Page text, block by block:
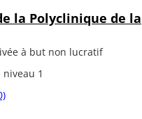
la Polyclinique de la
à but non lucratif
1